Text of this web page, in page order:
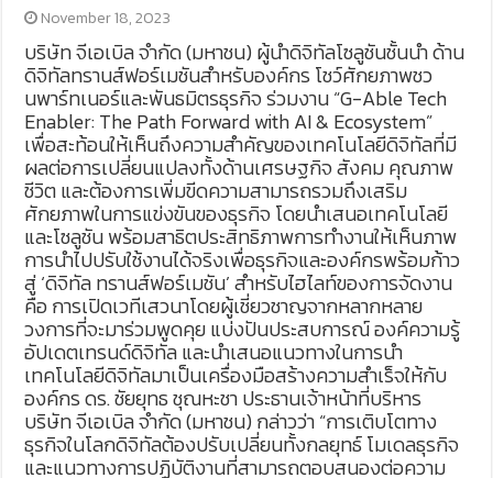
November 18, 2023
บริษัท จีเอเบิล จำกัด (มหาชน) ผู้นำดิจิทัลโซลูชันชั้นนำ ด้าน
ดิจิทัลทรานส์ฟอร์เมชันสำหรับองค์กร โชว์ศักยภาพชว
นพาร์ทเนอร์และพันธมิตรธุรกิจ ร่วมงาน “G-Able Tech
Enabler: The Path Forward with AI & Ecosystem”
เพื่อสะท้อนให้เห็นถึงความสำคัญของเทคโนโลยีดิจิทัลที่มี
ผลต่อการเปลี่ยนแปลงทั้งด้านเศรษฐกิจ สังคม คุณภาพ
ชีวิต และต้องการเพิ่มขีดความสามารถรวมถึงเสริม
ศักยภาพในการแข่งขันของธุรกิจ โดยนำเสนอเทคโนโลยี
และโซลูชัน พร้อมสาธิตประสิทธิภาพการทำงานให้เห็นภาพ
การนำไปปรับใช้งานได้จริงเพื่อธุรกิจและองค์กรพร้อมก้าว
สู่ ‘ดิจิทัล ทรานส์ฟอร์เมชัน’ สำหรับไฮไลท์ของการจัดงาน
คือ การเปิดเวทีเสวนาโดยผู้เชี่ยวชาญจากหลากหลาย
วงการที่จะมาร่วมพูดคุย แบ่งปันประสบการณ์ องค์ความรู้
อัปเดตเทรนด์ดิจิทัล และนำเสนอแนวทางในการนำ
เทคโนโลยีดิจิทัลมาเป็นเครื่องมือสร้างความสำเร็จให้กับ
องค์กร ดร. ชัยยุทธ ชุณหะชา ประธานเจ้าหน้าที่บริหาร
บริษัท จีเอเบิล จำกัด (มหาชน) กล่าวว่า “การเติบโตทาง
ธุรกิจในโลกดิจิทัลต้องปรับเปลี่ยนทั้งกลยุทธ์ โมเดลธุรกิจ
และแนวทางการปฏิบัติงานที่สามารถตอบสนองต่อความ